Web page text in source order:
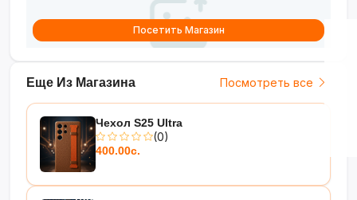
Еще Из Магазина Посмотреть все
Чехол S25 Ultra
(0)
400.00с.
Посетить Магазин